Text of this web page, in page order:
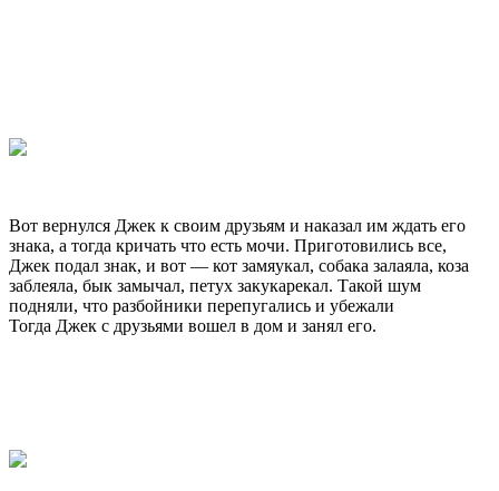
Вот вернулся Джек к своим друзьям и наказал им ждать его
знака, а тогда кричать что есть мочи. Приготовились все,
Джек подал знак, и вот — кот замяукал, собака залаяла, коза
заблеяла, бык замычал, петух закукарекал. Такой шум
подняли, что разбойники перепугались и убежали
Тогда Джек с друзьями вошел в дом и занял его.